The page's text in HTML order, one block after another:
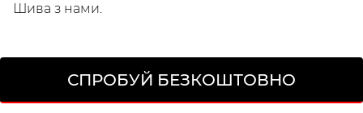
/
Шива з нами.
СПРОБУЙ БЕЗКОШТОВНО